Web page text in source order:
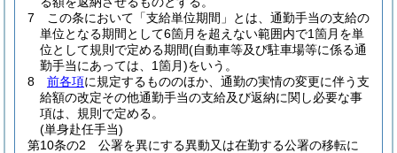
7
この条において「支給単位期間」とは、通勤手当の支給の
単位となる期間として6箇月を超えない範囲内で1箇月を単
位として規則で定める期間(自動車等及び駐車場等に係る通
勤手当にあっては、1箇月)をいう。
8
前各項に規定するもののほか、通勤の実情の変更に伴う支
給額の改定その他通勤手当の支給及び返納に関し必要な事
項は、規則で定める。
(単身赴任手当)
第10条の2
公署を異にする異動又は在勤する公署の移転に